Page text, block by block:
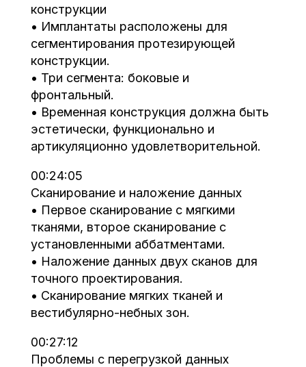
конструкции
• Имплантаты расположены для
сегментирования протезирующей
конструкции.
• Три сегмента: боковые и
фронтальный.
• Временная конструкция должна быть
эстетически, функционально и
артикуляционно удовлетворительной.
00:24:05
Сканирование и наложение данных
• Первое сканирование с мягкими
тканями, второе сканирование с
установленными аббатментами.
• Наложение данных двух сканов для
точного проектирования.
• Сканирование мягких тканей и
вестибулярно-небных зон.
00:27:12
Проблемы с перегрузкой данных